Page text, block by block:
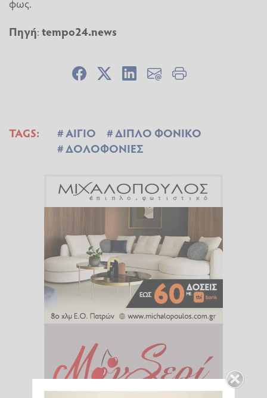
Πηγή:tempo24.news
TAGS: ΑΙΓΙΟ
ΔΙΠΛΟ ΦΟΝΙΚΟ
ΔΟΛΟΦΟΝΙΕΣ